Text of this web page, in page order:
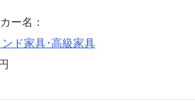
ー名：
ンド家具･高級家具